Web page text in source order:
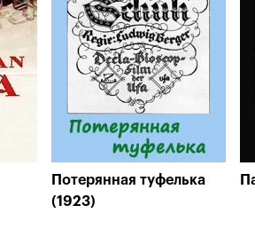
Потерянная туфелька
(1923)